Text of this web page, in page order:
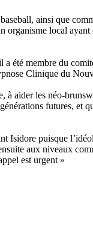
ainsi que
organisme local
été membre du
Clinique du
à aider les néo-
futures, et
Isidore puisque
aux niveaux
est urgent »